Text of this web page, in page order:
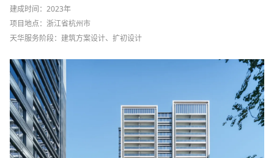
建成时间： 2023年
项目地点：浙江省杭州市
天华服务阶段：建筑方案设计、扩初设计